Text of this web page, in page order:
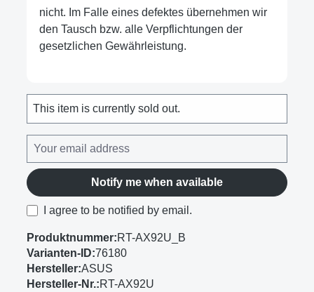
nicht. Im Falle eines defektes übernehmen wir
den Tausch bzw. alle Verpflichtungen der
gesetzlichen Gewährleistung.
This item is currently sold out.
Notify me when available
I agree to be notified by email.
Produktnummer:RT-AX92U_B
Varianten-ID:76180
Hersteller:ASUS
Hersteller-Nr.:RT-AX92U